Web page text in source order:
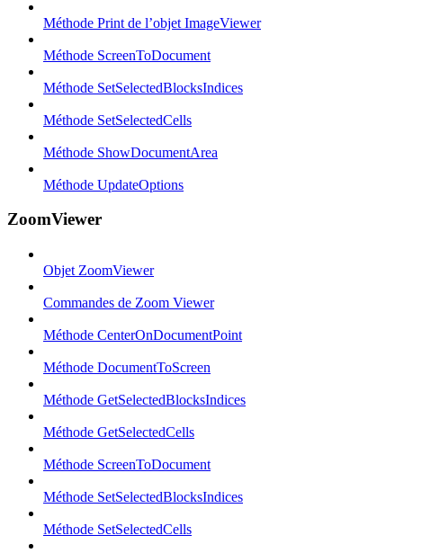
Méthode Print de l’objet ImageViewer
Méthode ScreenToDocument
Méthode SetSelectedBlocksIndices
Méthode SetSelectedCells
Méthode ShowDocumentArea
Méthode UpdateOptions
ZoomViewer
Objet ZoomViewer
Commandes de Zoom Viewer
Méthode CenterOnDocumentPoint
Méthode DocumentToScreen
Méthode GetSelectedBlocksIndices
Méthode GetSelectedCells
Méthode ScreenToDocument
Méthode SetSelectedBlocksIndices
Méthode SetSelectedCells